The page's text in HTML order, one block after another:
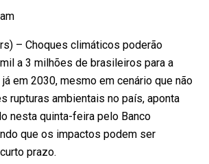
– Choques climáticos poderão
a 3 milhões de brasileiros para a
em 2030, mesmo em cenário que não
rupturas ambientais no país, aponta
nesta quinta-feira pelo Banco
que os impactos podem ser
prazo.